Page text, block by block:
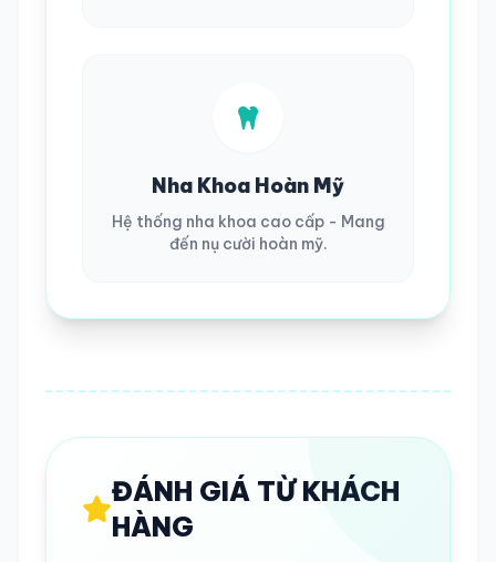
Nha Khoa Hoàn Mỹ
Hệ thống nha khoa cao cấp - Mang
đến nụ cười hoàn mỹ.
ĐÁNH GIÁ TỪ KHÁCH
HÀNG